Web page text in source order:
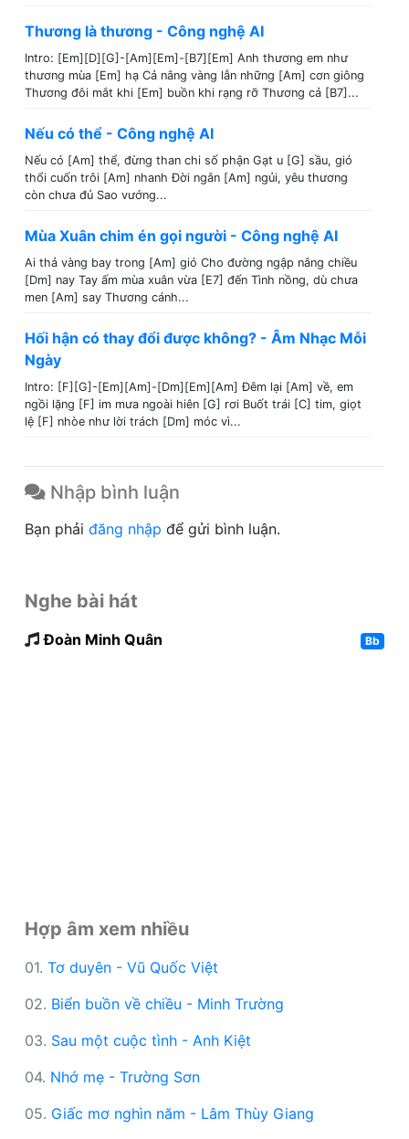
Thương là thương - Công nghệ AI
Intro: [Em][D][G]-[Am][Em]-[B7][Em] Anh thương em như
thương mùa [Em] hạ Cả nắng vàng lẫn những [Am] cơn giông
Thương đôi mắt khi [Em] buồn khi rạng rỡ Thương cả [B7]...
Nếu có thể - Công nghệ AI
Nếu có [Am] thể, đừng than chi số phận Gạt u [G] sầu, gió
thổi cuốn trôi [Am] nhanh Đời ngắn [Am] ngủi, yêu thương
còn chưa đủ Sao vướng...
Mùa Xuân chim én gọi người - Công nghệ AI
Ai thả vàng bay trong [Am] gió Cho đường ngập nắng chiều
[Dm] nay Tay ấm mùa xuân vừa [E7] đến Tình nồng, dù chưa
men [Am] say Thương cánh...
Hối hận có thay đổi được không? - Âm Nhạc Mỗi
Ngày
Intro: [F][G]-[Em][Am]-[Dm][Em][Am] Đêm lại [Am] về, em
ngồi lặng [F] im mưa ngoài hiên [G] rơi Buốt trái [C] tim, giọt
lệ [F] nhòe như lời trách [Dm] móc vì...
Nhập bình luận
Bạn phải đăng nhập để gửi bình luận.
Nghe bài hát
Đoàn Minh Quân Bb
Hợp âm xem nhiều
01. Tơ duyên - Vũ Quốc Việt
02. Biển buồn về chiều - Minh Trường
03. Sau một cuộc tình - Anh Kiệt
04. Nhớ mẹ - Trường Sơn
05. Giấc mơ nghìn năm - Lâm Thùy Giang